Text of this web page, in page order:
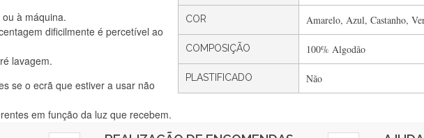
à máquina.
dificilmente é percetível ao
lavagem.
se o ecrã que estiver a usar não
em função da luz que recebem.
COR Amarelo, Azul, Castanho,
COMPOSIÇÃO 100% Algodão
PLASTIFICADO Não
Silvia André
Gostei ,Serviço bastante rápido. recomendo
Filipa Freire